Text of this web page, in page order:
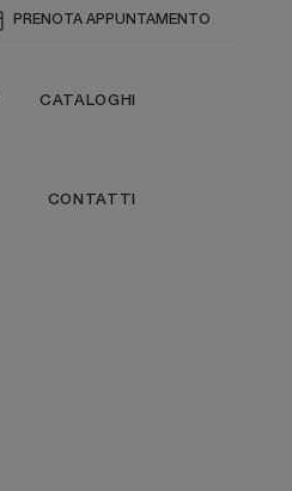
PRENOTA APPUNTAMENTO
CATALOGHI
CONTATTI